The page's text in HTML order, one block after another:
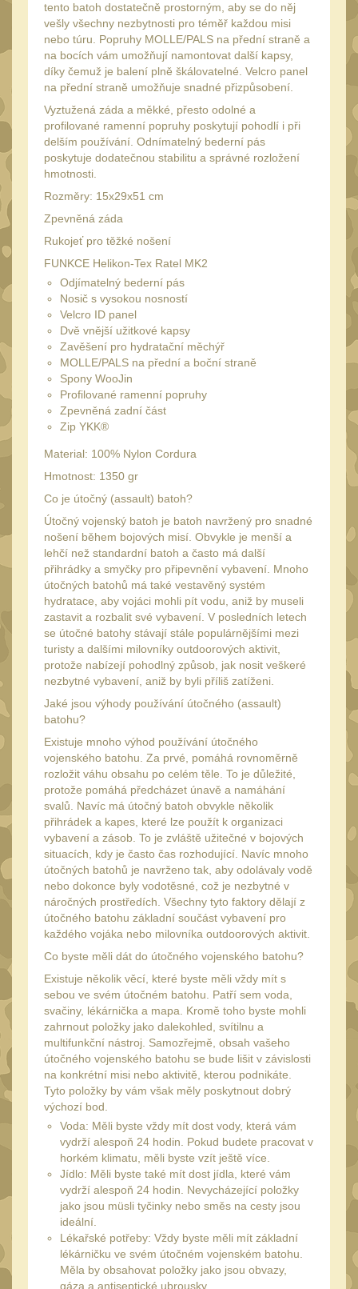
Adaptéry a risery40
Boční montáže11
Montáže pro optiku 179
1" Picatinny 45
1" Dovetail13
30mm Picatinny
30mm Dovetail 14
34mm 31
Montáže pre kolimátory
Ostatní
Montáže na hlaveň
Montáže pro svítilny18
Předpažbí56
Pre AK
Pre M4/AR15
Ostatní14
Pažby
Raily, lišty, krytky 66
Přední rukojeti 50
Zadní rukojeti20
Mechanická mířidla 30
Dvojnožky 39
Dvojnožky na hlaveň
Dvojnožky pro picatinny
Dvojnožky pro M-LOK
Dvojnožky pro Keymod
Dvojnožky na otočný
čep15
Popruhy a poutka 40
Príslušenstvo 18
OPTIKY(146)
Monokuláry
Kolimátory
Zvětšovací moduly5
LPVO21
Na vzduchovku 15
Na kuše
Velký oční reliéf
Na dlouhé
vzdálenosti13
Multi-range33
Krátka a střední
vzdálenost16
Príslušenstvo pre
optiku 9
tento batoh dostatečně prostorným, aby se do něj
vešly všechny nezbytnosti pro téměř každou misi
nebo túru. Popruhy MOLLE/PALS na přední straně a
na bocích vám umožňují namontovat další kapsy,
díky čemuž je balení plně škálovatelné. Velcro panel
na přední straně umožňuje snadné přizpůsobení.
Vyztužená záda a měkké, přesto odolné a
profilované ramenní popruhy poskytují pohodlí i při
delším používání. Odnímatelný bederní pás
poskytuje dodatečnou stabilitu a správné rozložení
hmotnosti.
Rozměry: 15x29x51 cm
Zpevněná záda
Rukojeť pro těžké nošení
FUNKCE Helikon-Tex Ratel MK2
Odjímatelný bederní pás
Nosič s vysokou nosností
Velcro ID panel
Dvě vnější užitkové kapsy
Zavěšení pro hydratační měchýř
MOLLE/PALS na přední a boční straně
Spony WooJin
Profilované ramenní popruhy
Zpevněná zadní část
Zip YKK®
Material: 100% Nylon Cordura
Hmotnost: 1350 gr
Co je útočný (assault) batoh?
Útočný vojenský batoh je batoh navržený pro snadné
nošení během bojových misí. Obvykle je menší a
lehčí než standardní batoh a často má další
přihrádky a smyčky pro připevnění vybavení. Mnoho
útočných batohů má také vestavěný systém
hydratace, aby vojáci mohli pít vodu, aniž by museli
zastavit a rozbalit své vybavení. V posledních letech
se útočné batohy stávají stále populárnějšími mezi
turisty a dalšími milovníky outdoorových aktivit,
protože nabízejí pohodlný způsob, jak nosit veškeré
nezbytné vybavení, aniž by byli příliš zatíženi.
Jaké jsou výhody používání útočného (assault)
batohu?
Existuje mnoho výhod používání útočného
vojenského batohu. Za prvé, pomáhá rovnoměrně
rozložit váhu obsahu po celém těle. To je důležité,
protože pomáhá předcházet únavě a namáhání
svalů. Navíc má útočný batoh obvykle několik
přihrádek a kapes, které lze použít k organizaci
vybavení a zásob. To je zvláště užitečné v bojových
situacích, kdy je často čas rozhodující. Navíc mnoho
útočných batohů je navrženo tak, aby odolávaly vodě
nebo dokonce byly vodotěsné, což je nezbytné v
náročných prostředích. Všechny tyto faktory dělají z
útočného batohu základní součást vybavení pro
každého vojáka nebo milovníka outdoorových aktivit.
Co byste měli dát do útočného vojenského batohu?
Existuje několik věcí, které byste měli vždy mít s
sebou ve svém útočném batohu. Patří sem voda,
svačiny, lékárnička a mapa. Kromě toho byste mohli
zahrnout položky jako dalekohled, svítilnu a
multifunkční nástroj. Samozřejmě, obsah vašeho
útočného vojenského batohu se bude lišit v závislosti
na konkrétní misi nebo aktivitě, kterou podnikáte.
Tyto položky by vám však měly poskytnout dobrý
výchozí bod.
Voda: Měli byste vždy mít dost vody, která vám
vydrží alespoň 24 hodin. Pokud budete pracovat v
horkém klimatu, měli byste vzít ještě více.
Jídlo: Měli byste také mít dost jídla, které vám
vydrží alespoň 24 hodin. Nevycházející položky
jako jsou müsli tyčinky nebo směs na cesty jsou
ideální.
Lékařské potřeby: Vždy byste měli mít základní
lékárničku ve svém útočném vojenském batohu.
Měla by obsahovat položky jako jsou obvazy,
gáza a antiseptické ubrousky.